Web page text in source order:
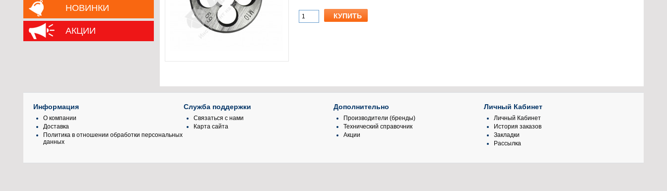
НОВИНКИ
АКЦИИ
Информация
О компании
Доставка
Политика в отношении обработки персональных
данных
Служба поддержки
Связаться с нами
Карта сайта
Дополнительно
Производители (бренды)
Технический справочник
Акции
Личный Кабинет
Личный Кабинет
История заказов
Закладки
Рассылка